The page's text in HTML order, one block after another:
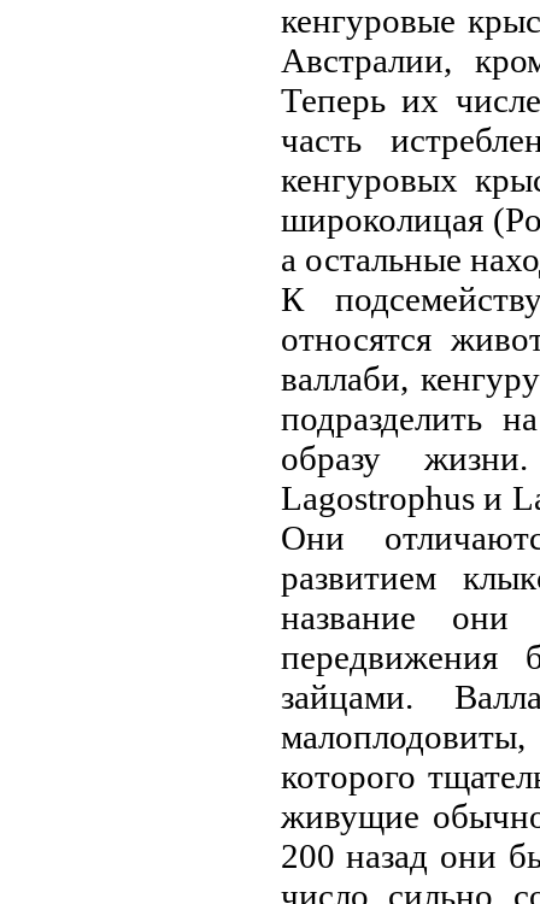
кенгурoвые
Австралии,
Теперь их
часть
кенгурoвых
широколицая
а остальные
К
относятся
валлаби,
подразделить
образу
Lagostrophus и
Они
развитием
название
передвижения
зайцами.
которого
живущие
200 назад они
число сильно